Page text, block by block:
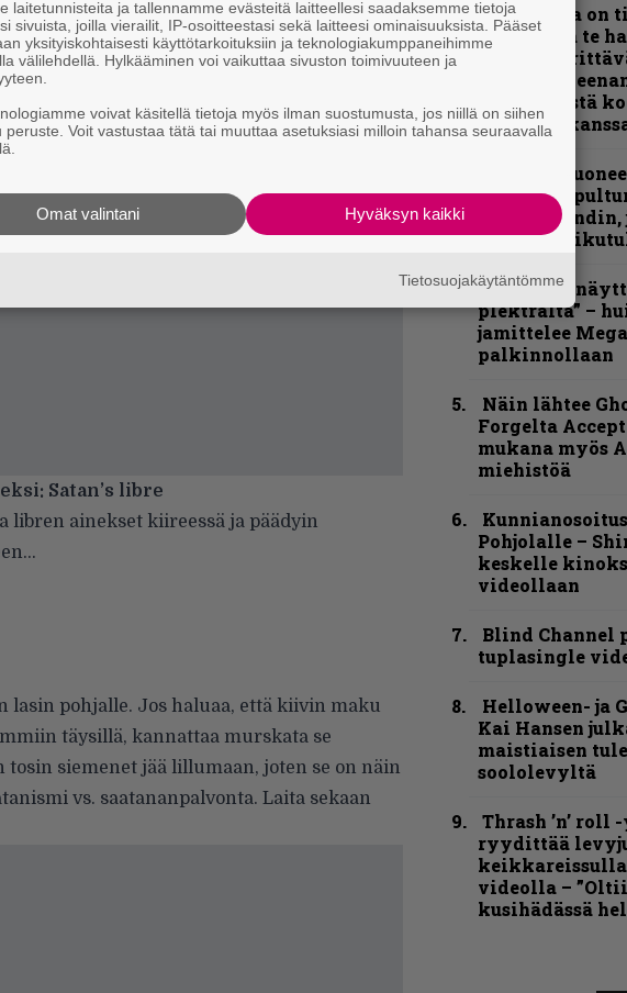
Satan’s libre
libren ainekset kiireessä ja päädyin
lasin pohjalle. Jos haluaa, että kiivin maku
täysillä, kannattaa murskata se
tosin siemenet jää lillumaan, joten se on näin
vs. saatananpalvonta. Laita sekaan
”Metallica on
koskaan ja te
nulikan
– Pepper
ensimmäistä
hevijätin
”He ovat
uutta” –
nimeää
tehneet
”Mitalini
plektralta” –
jamittelee
palkinnollaan
Näin lähtee
Forgelta Accept
mukana myös
miehistöä
Pohjolalle –
keskelle
videollaan
Blind Channel
tuplasingle
Helloween- ja
Kai Hansen
maistiaisen
soololevyltä
Thrash ’n’ roll
ryydittää
videolla –
kusihädässä
laitetunnisteita ja tallennamme evästeitä laitteellesi saadaksemme tietoja
sivuista, joilla vierailit, IP-osoitteestasi sekä laitteesi ominaisuuksista. Pääset
yksityiskohtaisesti käyttötarkoituksiin ja teknologiakumppaneihimme
välilehdellä. Hylkääminen voi vaikuttaa sivuston toimivuuteen ja
voivat käsitellä tietoja myös ilman suostumusta, jos niillä on siihen
peruste. Voit vastustaa tätä tai muuttaa asetuksiasi milloin tahansa seuraavalla
Hyväksyn kaikki
Omat valintani
Tietosuojakäytäntömme